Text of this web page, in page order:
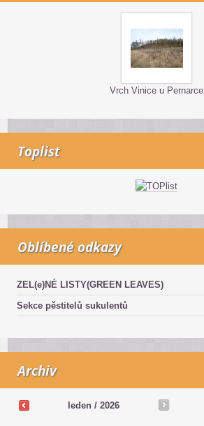
Vrch Vinice u Pernarce
Toplist
Oblíbené odkazy
ZEL(e)NÉ LISTY(GREEN LEAVES)
Sekce pěstitelů sukulentů
Archiv
leden / 2026